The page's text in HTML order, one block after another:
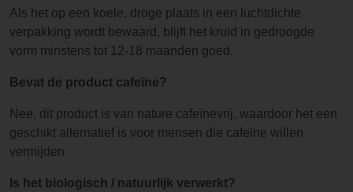
Als het op een koele, droge plaats in een luchtdichte
verpakking wordt bewaard, blijft het kruid in gedroogde
vorm minstens tot 12-18 maanden goed.
Bevat de product cafeïne?
Nee, dit product is van nature cafeïnevrij, waardoor het een
geschikt alternatief is voor mensen die cafeïne willen
vermijden
Is het biologisch / natuurlijk verwerkt?